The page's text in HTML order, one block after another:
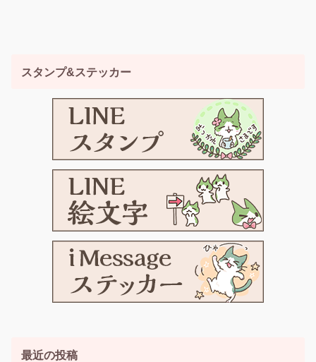
スタンプ&ステッカー
最近の投稿